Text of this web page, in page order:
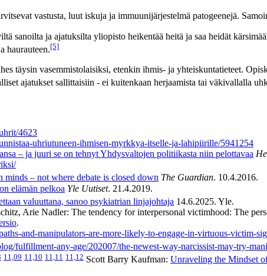
vastusta, luut iskuja ja immuunijärjestelmä patogeenejä.
sanoilta ja ajatuksilta yliopisto heikentää heitä ja saa heidät
haurauteen.[5]
täysin vasemmistolaisiksi, etenkin ihmis- ja yhteiskuntatieteet.
ajatukset sallittaisiin - ei kuitenkaan herjaamista tai väkivallalla
4623
uhriutuneen-ihmisen-myrkkya-itselle-ja-lahipiirille/5941254
– ja juuri se on tehnyt Yhdysvaltojen politiikasta niin pelottavaa
minds – not where debate is closed down The Guardian. 10.4.2016.
elämän pelkoa Yle Uutiset. 21.4.2019.
valuuttana, sanoo psykiatrian linjajohtaja 14.6.2025. Yle.
Arie Nadler: The tendency for interpersonal victimhood: The
.
and-manipulators-are-more-likely-to-engage-in-virtuous-victim-
fulfillment-any-age/202007/the-newest-way-narcissist-may-try-
11,09 11,10 11,11 11,12 Scott Barry Kaufman: Unraveling the Mindset